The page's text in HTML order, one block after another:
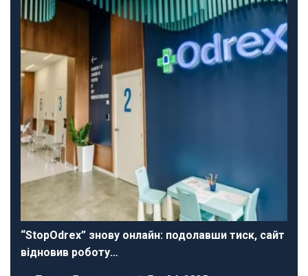
“StopOdrex” знову онлайн: подолавши тиск, сайт
відновив роботу…